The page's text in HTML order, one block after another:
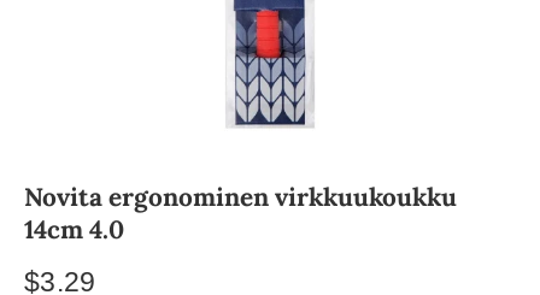
Novita ergonominen virkkuukoukku
14cm 4.0
$3.29